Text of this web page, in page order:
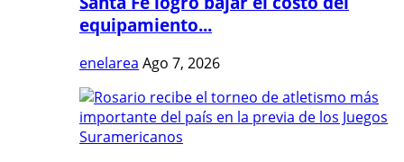
equipamiento...
enelarea Ago 7, 2026